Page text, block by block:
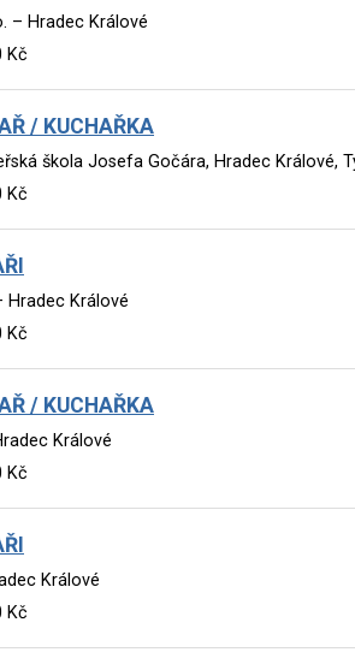
– Hradec Králové
Kč
/ KUCHAŘKA
škola Josefa Gočára, Hradec Králové,
Kč
Hradec Králové
Kč
/ KUCHAŘKA
Králové
Kč
Králové
Kč